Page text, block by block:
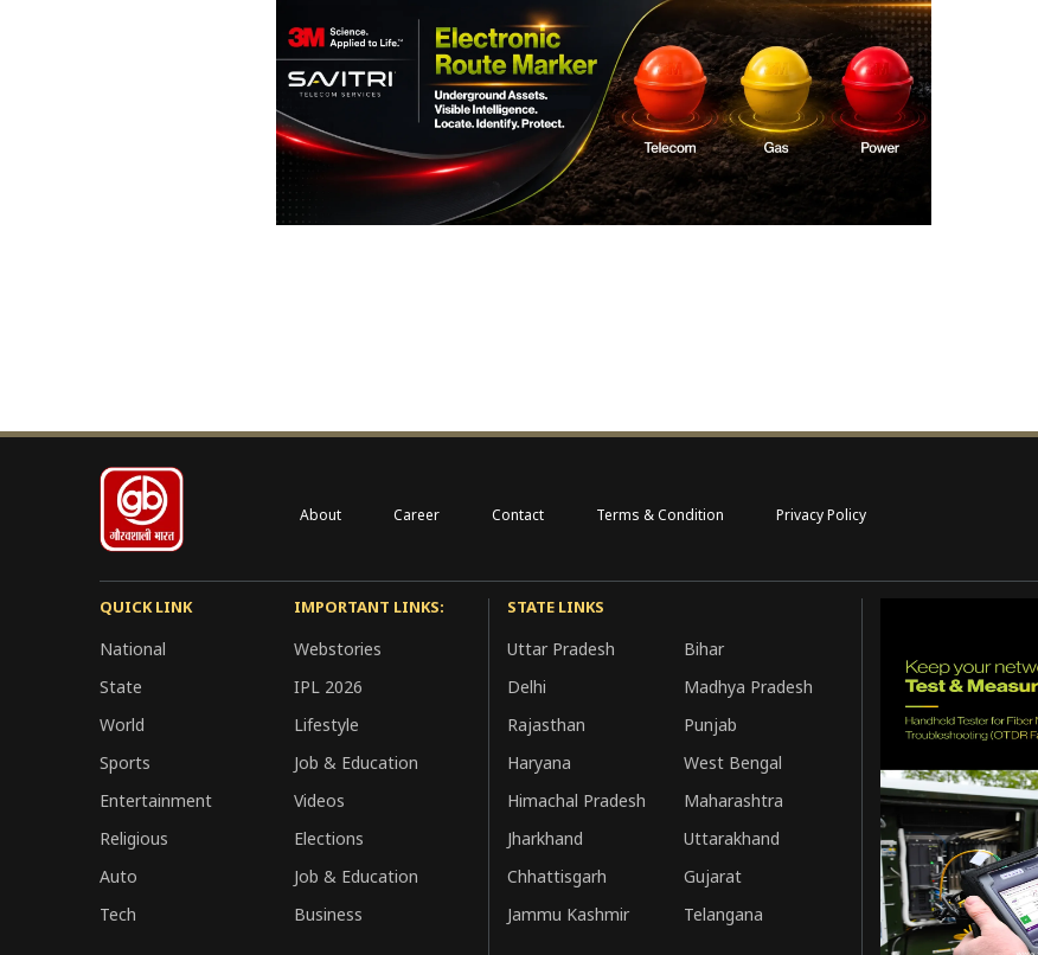
About Career Contact Terms & Condition Privacy Policy
QUICK LINK
National
State
World
Sports
Entertainment
Religious
Auto
Tech
IMPORTANT LINKS:
Webstories
IPL 2026
Lifestyle
Job & Education
Videos
Elections
Job & Education
Business
STATE LINKS
Uttar Pradesh
Bihar
Delhi
Madhya Pradesh
Rajasthan
Punjab
Haryana
West Bengal
Himachal Pradesh
Maharashtra
Jharkhand
Uttarakhand
Chhattisgarh
Gujarat
Jammu Kashmir
Telangana